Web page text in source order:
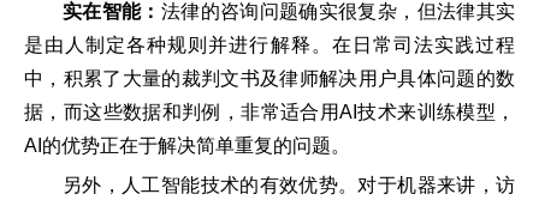
实在智能： 法律的咨询问题确实很复杂，但法律其实
是由人制定各种规则并进行解释。在日常司法实践过程
中，积累了大量的裁判文书及律师解决用户具体问题的数
据，而这些数据和判例，非常适合用AI技术来训练模型，
AI的优势正在于解决简单重复的问题。
另外，人工智能技术的有效优势。对于机器来讲，访